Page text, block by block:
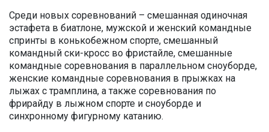
Среди новых соревнований – смешанная одиночная
эстафета в биатлоне, мужской и женский командные
спринты в конькобежном спорте, смешанный
командный ски-кросс во фристайле, смешанные
командные соревнования в параллельном сноуборде,
женские командные соревнования в прыжках на
лыжах с трамплина, а также соревнования по
фрирайду в лыжном спорте и сноуборде и
синхронному фигурному катанию.